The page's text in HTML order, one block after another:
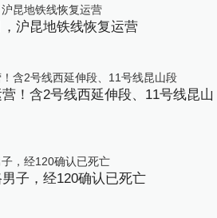
沪昆地铁线恢复运营
营！含2号线西延伸段、11号线昆山
子，经120确认已死亡